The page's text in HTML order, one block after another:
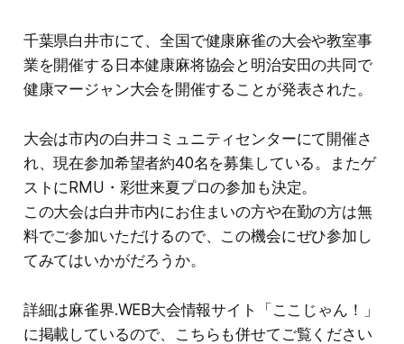
千葉県白井市にて、全国で健康麻雀の大会や教室事
業を開催する日本健康麻将協会と明治安田の共同で
健康マージャン大会を開催することが発表された。
大会は市内の白井コミュニティセンターにて開催さ
れ、現在参加希望者約40名を募集している。またゲ
ストにRMU・彩世来夏プロの参加も決定。
この大会は白井市内にお住まいの方や在勤の方は無
料でご参加いただけるので、この機会にぜひ参加し
てみてはいかがだろうか。
詳細は麻雀界.WEB大会情報サイト「ここじゃん！」
に掲載しているので、こちらも併せてご覧ください